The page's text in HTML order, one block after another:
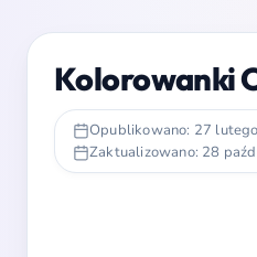
Kolorowanki
Opublikowano: 27
Zaktualizowano: 28